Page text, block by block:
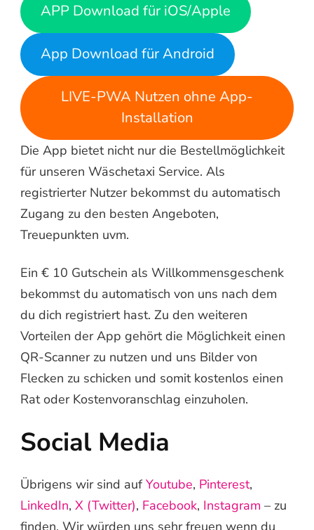
APP Download für iOS/Apple
App Download für Android
LIVE-PWA Nutzen ohne App-
Installation
Die App bietet nicht nur die Bestellmöglichkeit
für unseren Wäschetaxi Service. Als
registrierter Nutzer bekommst du automatisch
Zugang zu den besten Angeboten,
Treuepunkten uvm.
Ein € 10 Gutschein als Willkommensgeschenk
bekommst du automatisch von uns nach dem
du dich registriert hast. Zu den weiteren
Vorteilen der App gehört die Möglichkeit einen
QR-Scanner zu nutzen und uns Bilder von
Flecken zu schicken und somit kostenlos einen
Rat oder Kostenvoranschlag einzuholen.
Social Media
Übrigens wir sind auf Youtube, Pinterest,
LinkedIn, X (Twitter), Facebook, Instagram – zu
finden. Wir würden uns sehr freuen wenn du